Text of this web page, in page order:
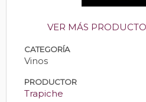
VER MÁS
CATEGORÍA
Vinos
PRODUCTOR
Trapiche